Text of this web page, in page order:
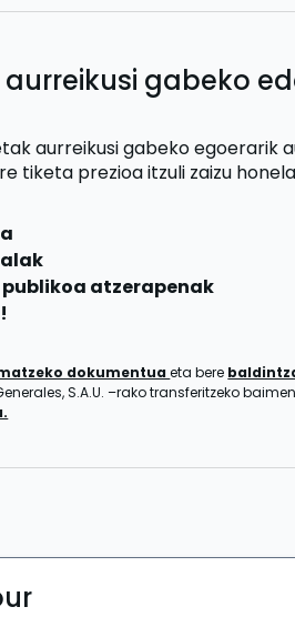
gabeko
aurreikusi gabeko egoerarik
tiketa prezioa itzuli zaizu
atzerapenak
dokumentuaeta bere
S.A.U. –rako transferitzeko